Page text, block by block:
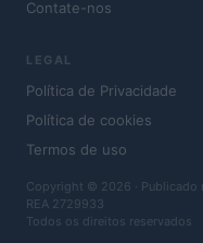
Contate-nos
LEGAL
Política de Privacidade
Política de cookies
Termos de uso
Copyright © 2026 · Publicado
REA 2729933
Todos os direitos reservados